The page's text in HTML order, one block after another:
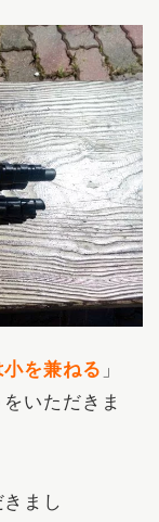
小を兼ねる 」
いただきま
まし